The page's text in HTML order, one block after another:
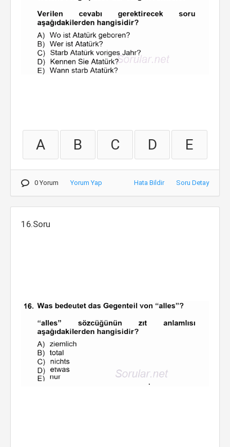
A B C D E
0 Yorum Yorum Yap Hata Bildir Soru Detay
16.Soru